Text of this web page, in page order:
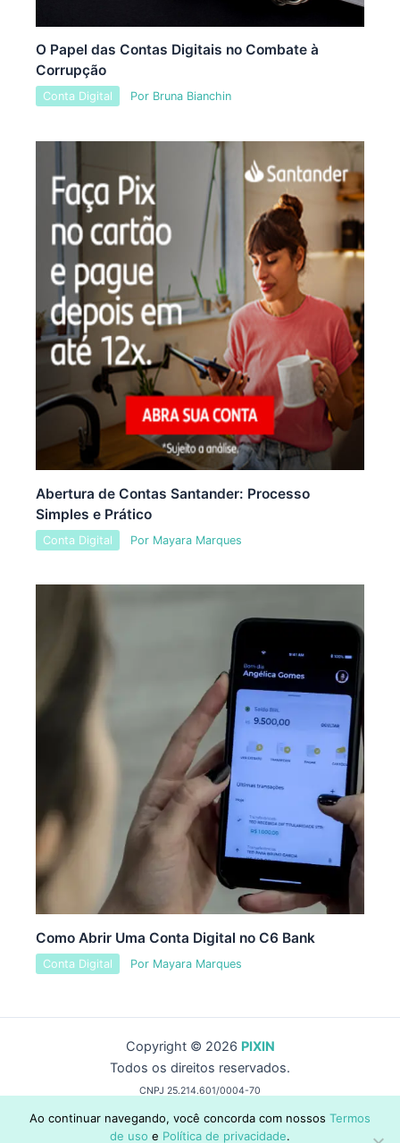
O Papel das Contas Digitais no Combate à
Corrupção
Conta Digital Por Bruna Bianchin
Abertura de Contas Santander: Processo
Simples e Prático
Conta Digital Por Mayara Marques
Como Abrir Uma Conta Digital no C6 Bank
Conta Digital Por Mayara Marques
Copyright © 2026 PIXIN
Todos os direitos reservados.
CNPJ 25.214.601/0004-70
by Wise Capital Group
contato@pixin.com.br
Ao continuar navegando, você concorda com nossos Termos
de uso e Política de privacidade.